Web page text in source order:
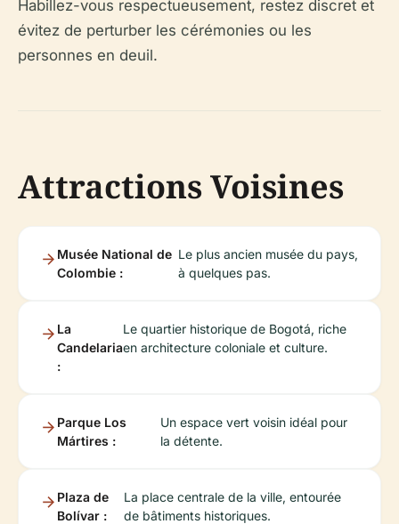
Habillez-vous respectueusement, restez discret et
évitez de perturber les cérémonies ou les
personnes en deuil.
Attractions Voisines
Musée National de
Colombie :
Le plus ancien musée du pays,
à quelques pas.
La
Candelaria
:
Le quartier historique de Bogotá, riche
en architecture coloniale et culture.
Parque Los
Mártires :
Un espace vert voisin idéal pour
la détente.
Plaza de
Bolívar :
La place centrale de la ville, entourée
de bâtiments historiques.